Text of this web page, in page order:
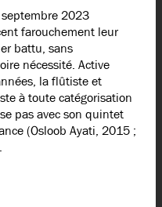
2023
farouchement leur
battu, sans
nécessité. Active
la flûtiste et
à toute catégorisation
pas avec son quintet
(Osloob Ayati, 2015 ;